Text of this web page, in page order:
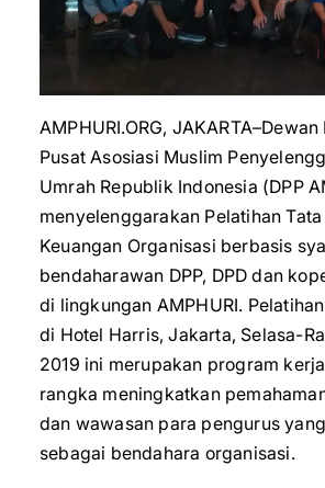
AMPHURI.ORG,
Pusat Asosiasi Muslim
Umrah Republik Indonesia (DPP
menyelenggarakan Pelatihan Tata
Keuangan Organisasi berbasis
bendaharawan DPP, DPD dan
di lingkungan AMPHURI.
di Hotel Harris, Jakarta, Selasa-
2019 ini merupakan program
rangka meningkatkan
dan wawasan para pengurus
sebagai bendahara organisasi.